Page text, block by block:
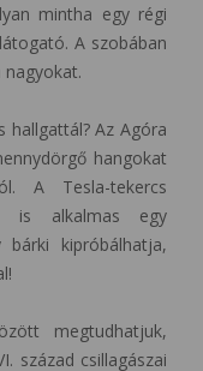
mintha egy régi
A szobában
hallgattál? Az Agóra
hangokat
A Tesla-tekercs
is alkalmas egy
bárki kipróbálhatja,
megtudhatjuk,
század csillagászai